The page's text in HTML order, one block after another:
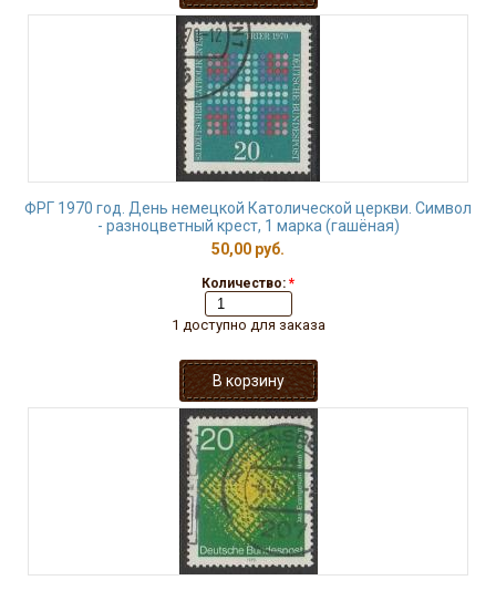
ФРГ 1970 год. День немецкой Католической церкви. Символ
- разноцветный крест, 1 марка (гашёная)
50,00 руб.
Количество: *
1 доступно для заказа